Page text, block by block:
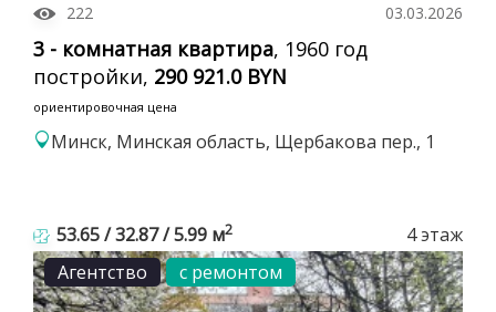
222 03.03.2026
3 - комнатная квартира, 1960 год
постройки, 290 921.0 BYN
ориентировочная цена
Минск, Минская область, Щербакова пер., 1
53.65 / 32.87 / 5.99 м2
4 этаж
Агентство
с ремонтом